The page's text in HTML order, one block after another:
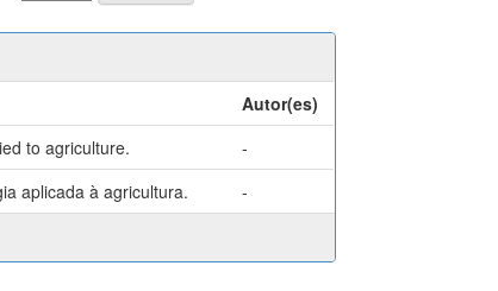
Autor(es)
to agriculture.
-
aplicada à agricultura.
-